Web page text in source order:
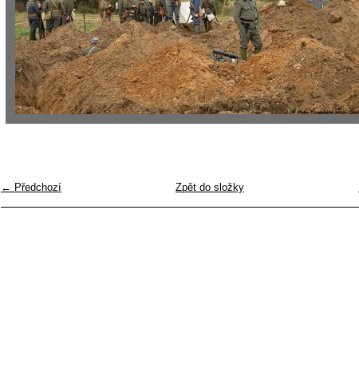
← Předchozí Zpět do složky